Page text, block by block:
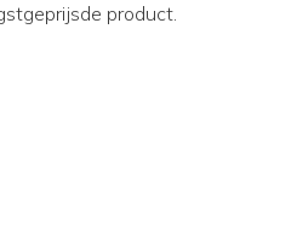
product.